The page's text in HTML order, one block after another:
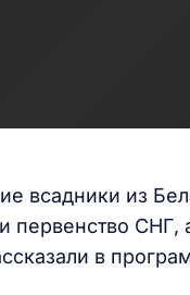
всадники из
первенство
в